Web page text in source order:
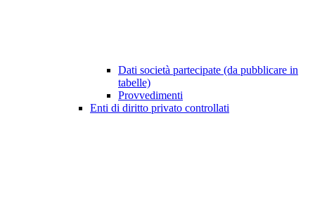
Dati società partecipate (da pubblicare in
tabelle)
Provvedimenti
Enti di diritto privato controllati